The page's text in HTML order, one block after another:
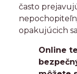
často
opakujúcich
Online